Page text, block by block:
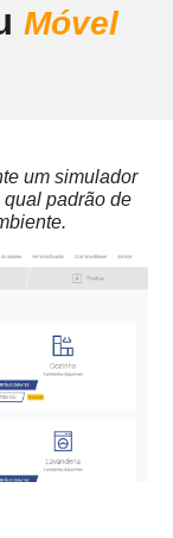
Móvel
um simulador
padrão de